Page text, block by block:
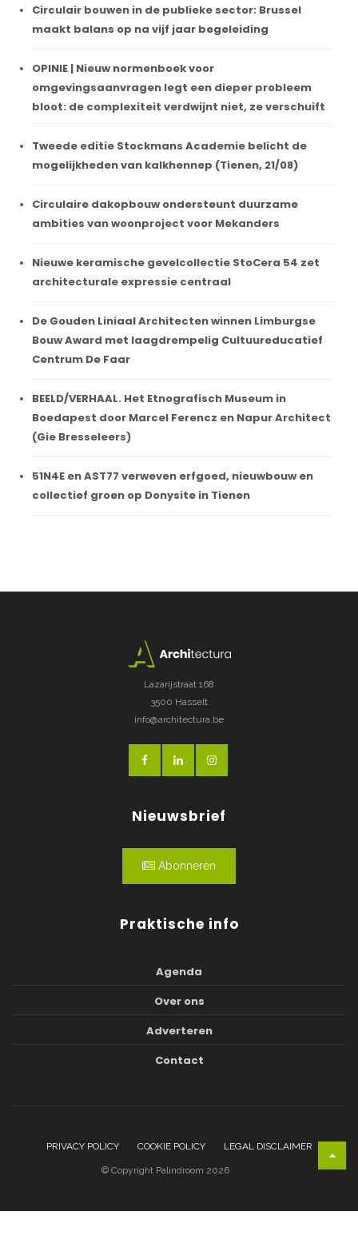
Circulair bouwen in de publieke sector: Brussel
maakt balans op na vijf jaar begeleiding
OPINIE | Nieuw normenboek voor
omgevingsaanvragen legt een dieper probleem
bloot: de complexiteit verdwijnt niet, ze verschuift
Tweede editie Stockmans Academie belicht de
mogelijkheden van kalkhennep (Tienen, 21/08)
Circulaire dakopbouw ondersteunt duurzame
ambities van woonproject voor Mekanders
Nieuwe keramische gevelcollectie StoCera 54 zet
architecturale expressie centraal
De Gouden Liniaal Architecten winnen Limburgse
Bouw Award met laagdrempelig Cultuureducatief
Centrum De Faar
BEELD/VERHAAL. Het Etnografisch Museum in
Boedapest door Marcel Ferencz en Napur Architect
(Gie Bresseleers)
51N4E en AST77 verweven erfgoed, nieuwbouw en
collectief groen op Donysite in Tienen
Lazarijstraat 168
3500 Hasselt
info@architectura.be
Nieuwsbrief
Abonneren
Praktische info
Agenda
Over ons
Adverteren
Contact
PRIVACY POLICY COOKIE POLICY LEGAL DISCLAIMER
© Copyright Palindroom 2026